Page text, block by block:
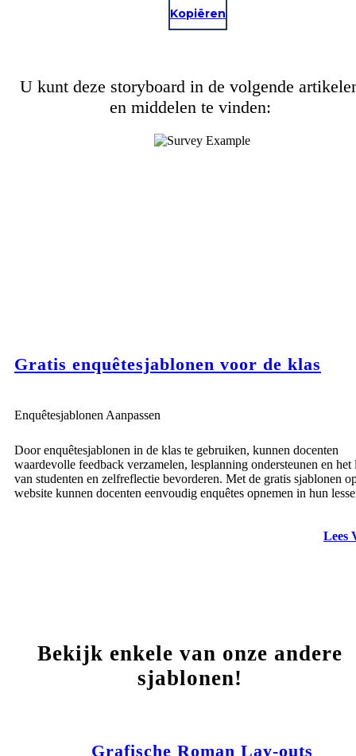
Kopiëren
U kunt deze storyboard in de volgende
en middelen te vinden:
Gratis enquêtesjablonen voor de klas
Enquêtesjablonen Aanpassen
Door enquêtesjablonen in de klas te gebruiken, kunnen docenten
waardevolle feedback verzamelen, lesplanning ondersteunen en het
van studenten en zelfreflectie bevorderen. Met de gratis sjablonen
website kunnen docenten eenvoudig enquêtes opnemen in hun
Lees
Bekijk enkele van onze andere
sjablonen!
Grafische Roman Lay-outs